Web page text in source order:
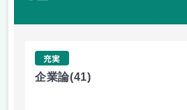
充実
企業論(41)